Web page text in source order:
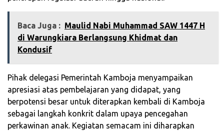
Baca Juga : Maulid Nabi Muhammad SAW 1447 H
di Warungkiara Berlangsung Khidmat dan
Kondusif
Pihak delegasi Pemerintah Kamboja menyampaikan
apresiasi atas pembelajaran yang didapat, yang
berpotensi besar untuk diterapkan kembali di Kamboja
sebagai langkah konkrit dalam upaya pencegahan
perkawinan anak. Kegiatan semacam ini diharapkan